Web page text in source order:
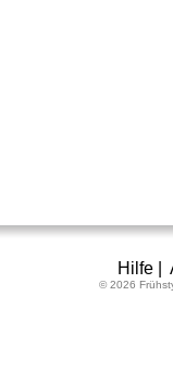
Hilfe|
© 2026